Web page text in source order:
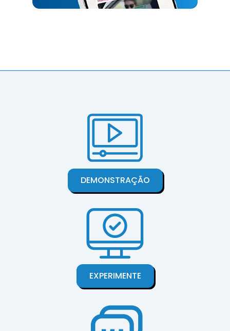
DEMONSTRAÇÃO
EXPERIMENTE